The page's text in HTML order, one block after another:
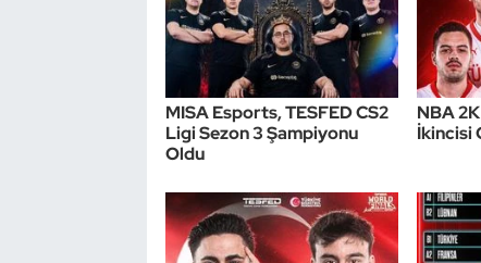
MISA Esports, TESFED CS2
Ligi Sezon 3 Şampiyonu
Oldu
NBA
İkincisi